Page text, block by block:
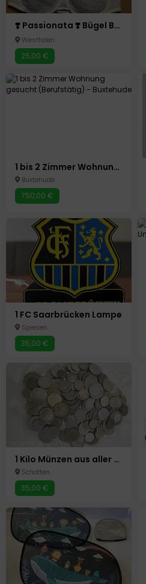
❣️ Passionata ❣️ Bügel BH weiß-hellblau Butterfly 75 B 38
Westfalen
25,00 €
1 bis 2 Zimmer Wohnung gesucht (Berufstätig)
Buxtehude
750,00 €
1 FC Saarbrücken Lampe
Spiesen
35,00 €
1 Kilo Münzen aus aller Welt im Beutel
Schotten
35,00 €